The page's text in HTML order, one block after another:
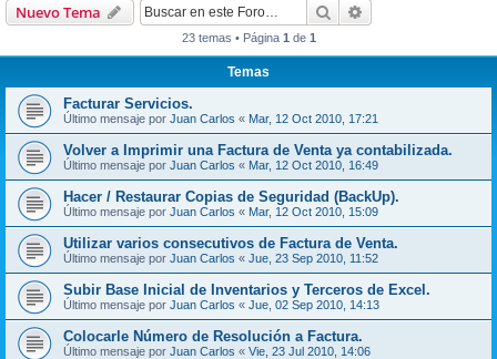
Nuevo Tema Buscar
23 temas • Página 1 de 1
Temas
Facturar Servicios.
Último mensaje por Juan Carlos « Mar, 12 Oct 2010, 17:21
Volver a Imprimir una Factura de Venta ya contabilizada.
Último mensaje por Juan Carlos « Mar, 12 Oct 2010, 16:49
Hacer / Restaurar Copias de Seguridad (BackUp).
Último mensaje por Juan Carlos « Mar, 12 Oct 2010, 15:09
Utilizar varios consecutivos de Factura de Venta.
Último mensaje por Juan Carlos « Jue, 23 Sep 2010, 11:52
Subir Base Inicial de Inventarios y Terceros de Excel.
Último mensaje por Juan Carlos « Jue, 02 Sep 2010, 14:13
Colocarle Número de Resolución a Factura.
Último mensaje por Juan Carlos « Vie, 23 Jul 2010, 14:06